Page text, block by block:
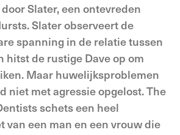
Slater, een ontevreden
Slater observeert de
spanning in de relatie tussen
hitst de rustige Dave op om
Maar huwelijksproblemen
niet met agressie opgelost. The
schets een heel
van een man en een vrouw die